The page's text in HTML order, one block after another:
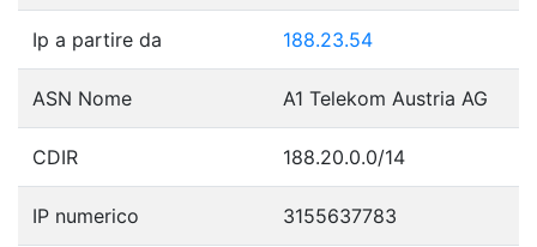
Ip a partire da 188.23.54
ASN Nome A1 Telekom Austria AG
CDIR 188.20.0.0/14
IP numerico 3155637783